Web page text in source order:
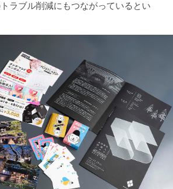
ラブル削減にもつながっているとい